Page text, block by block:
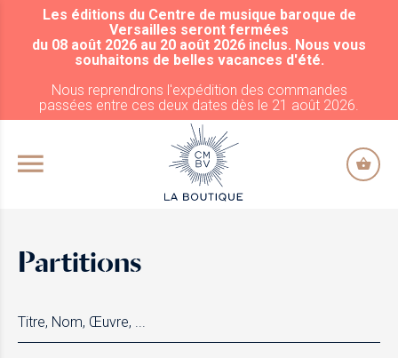
ALLER AU CONTENU PRINCIPAL
Les éditions du Centre de musique baroque de
Versailles seront fermées
du 08 août 2026 au 20 août 2026 inclus. Nous vous
souhaitons de belles vacances d'été.
Nous reprendrons l'expédition des commandes
passées entre ces deux dates dès le 21 août 2026.
Partitions